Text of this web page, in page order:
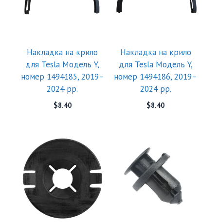
Накладка на крило
для Tesla Модель Y,
номер 1494185, 2019–
2024 рр.
$8.40
Накладка на крило
для Tesla Модель Y,
номер 1494186, 2019–
2024 рр.
$8.40